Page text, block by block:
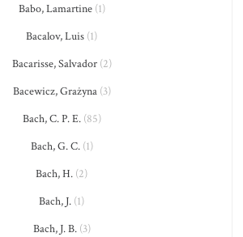
Babo, Lamartine(1)
Bacalov, Luis (1)
Bacarisse, Salvador(2)
Bacewicz, Grażyna(3)
Bach, C. P. E.(85)
Bach, G. C.(1)
Bach, H. (2)
Bach, J. (1)
Bach, J. B.(3)